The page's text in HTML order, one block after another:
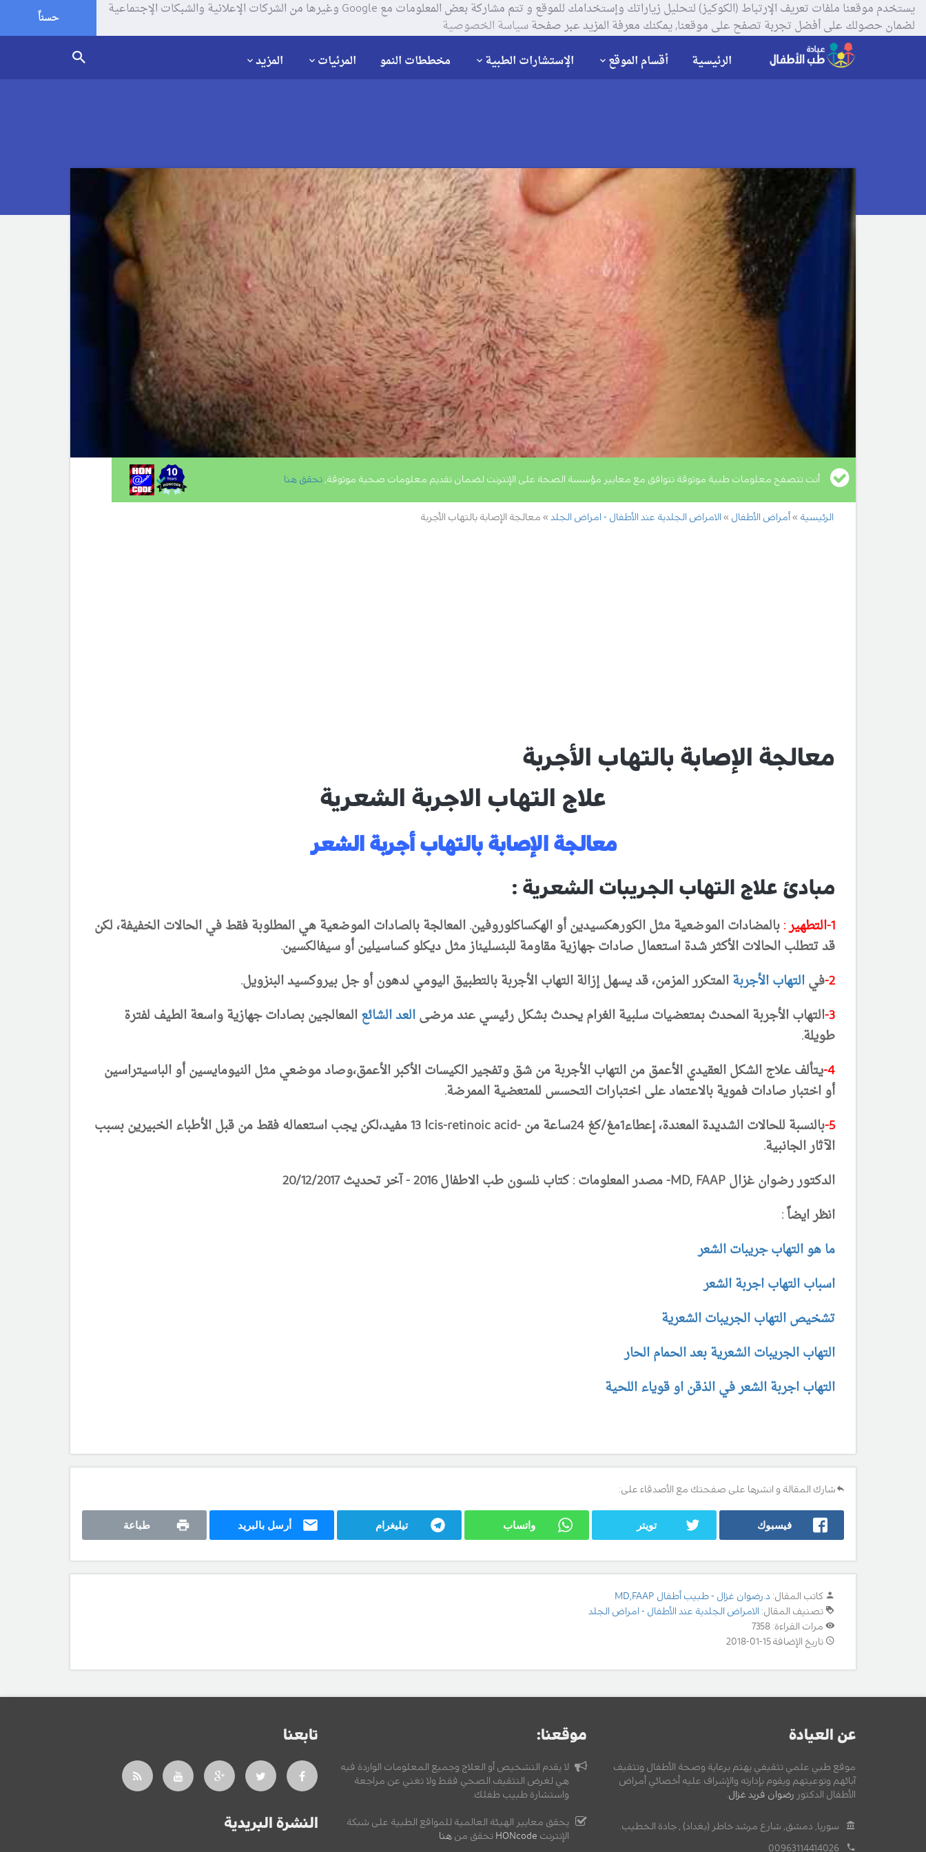
يستخدم موقعنا ملفات تعريف الإرتباط (الكوكيز) لتحليل زياراتك وإستخدامك للموقع و تتم مشاركة بعض المعلومات مع Google وغيرها من الشركات الإعلانية والشبكات الإجتماعية
لضمان حصولك على أفضل تجربة تصفح على موقعنا, يمكنك معرفة المزيد عبر صفحةسياسة الخصوصية حسناً
الرئيسية أقسام الموقع الإستشارات الطبية مخططات النمو المرئيات المزيد
أنت تتصفح معلومات طبية موثوقة تتوافق مع معايير مؤسسة الصحة على الإنترنت لضمان تقديم معلومات صحية موثوقة, تحقق هنا.
الرئيسية أمراض الأطفال الامراض الجلدية عند الأطفال - امراض الجلد معالجة الإصابة بالتهاب الأجربة
معالجة الإصابة بالتهاب الأجربة
علاج التهاب الاجربة الشعرية
معالجة الإصابة بالتهاب أجربة الشعر
مبادئ علاج التهاب الجريبات الشعرية :
1-التطهير :
بالمضادات الموضعية مثل الكورهكسيدين أو الهكساكلوروفين. المعالجة بالصادات الموضعية هي المطلوبة فقط في الحالات الخفيفة، لكن
قد تتطلب الحالات الأكثر شدة استعمال صادات جهازية مقاومة للبنسليناز مثل ديكلو كساسيلين أو سيفالكسين.
2-فيالتهاب الأجربةالمتكرر المزمن، قد يسهل إزالة التهاب الأجربة بالتطبيق اليومي لدهون أو جل بيروكسيد البنزويل.
3-التهاب الأجربة المحدث بمتعضيات سلبية الغرام يحدث بشكل رئيسي عند مرضىالعد الشائعالمعالجين بصادات جهازية واسعة الطيف لفترة
طويلة.
4-يتألف علاج الشكل العقيدي الأعمق من التهاب الأجربة من شق وتفجير الكيسات الأكبر الأعمق،وصاد موضعي مثل النيومايسين أو الباسيتراسين
أو اختبار صادات فموية بالاعتماد على اختبارات التحسس للمتعضية الممرضة.
5-
بالنسبة للحالات الشديدة المعندة، إعطاء1مغ/كغ 24ساعة من -cis-retinoic acidا 13 مفيد،لكن يجب استعماله فقط من قبل الأطباء الخبيرين بسبب
الآثار الجانبية.
الدكتور رضوان غزال MD, FAAP- مصدر المعلومات : كتاب نلسون طب الاطفال 2016 - آخر تحديث 20/12/2017
انظر ايضاً :
ما هو التهاب جريبات الشعر
اسباب التهاب اجربة الشعر
تشخيص التهاب الجريبات الشعرية
التهاب الجريبات الشعرية بعد الحمام الحار
التهاب اجربة الشعر في الذقن او قوياء اللحية
شارك المقالة و انشرها على صفحتك مع الأصدقاء على:
فيسبوك تويتر واتساب تيليغرام أرسل بالبريد طباعة
كاتب المقال: د.رضوان غزال - طبيب أطفال MD,FAAP
تصنيف المقال: الامراض الجلدية عند الأطفال - امراض الجلد
مرات القراءة: 7358
تاريخ الإضافة 15-01-2018
عن العيادة
موقع طبي علمي تثقيفي يهتم برعاية وصحة الأطفال وتثقيف
آبائهم وتوعيتهم ويقوم بإدارته والإشراف عليه أخصائي أمراض
الأطفال الدكتور رضوان فريد غزال
سوريا, دمشق, شارع مرشد خاطر (بغداد) , جادة الخطيب.
00963114414026
موقعنا:
لا يقدم التشخيص أو العلاج وجميع المعلومات الواردة فيه
هي لغرض التثقيف الصحي فقط ولا تغني عن مراجعة
واستشارة طبيب طفلك.
يحقق معايير الهيئة العالمية للمواقع الطبية على شبكة
الإنترنت HONcode تحقق من هنا
تابعنا
النشرة البريدية